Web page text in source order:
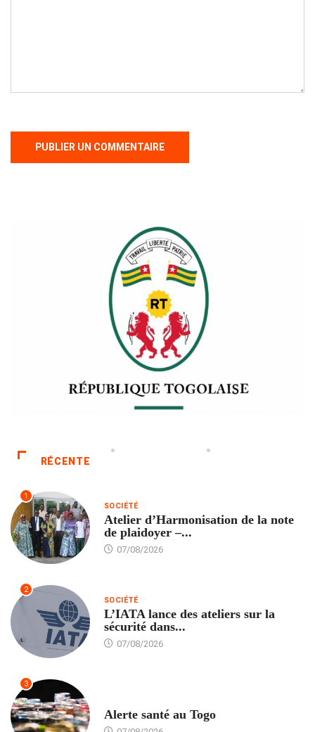
RÉCENTE
1
SOCIÉTÉ
Atelier d’Harmonisation de la note
de plaidoyer –...
07/08/2026
2
SOCIÉTÉ
L’IATA lance des ateliers sur la
sécurité dans...
07/08/2026
3
Alerte santé au Togo